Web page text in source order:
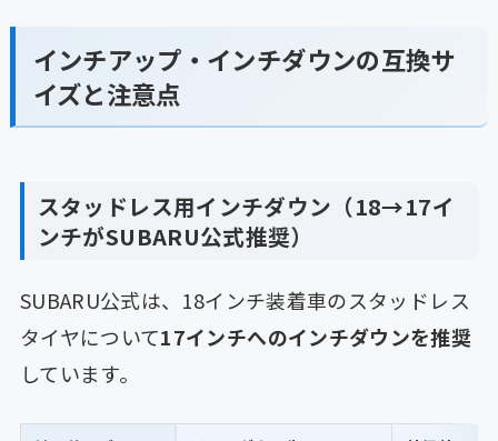
インチアップ・インチダウンの互換サ
イズと注意点
スタッドレス用インチダウン（18→17イ
ンチがSUBARU公式推奨）
SUBARU公式は、18インチ装着車のスタッドレス
タイヤについて17インチへのインチダウンを推奨
しています。